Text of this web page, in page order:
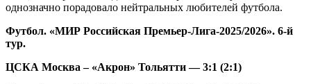
однозначно порадовало нейтральных любителей футбола.
Футбол. «МИР Российская Премьер-Лига-2025/2026». 6-й
тур.
ЦСКА Москва – «Акрон» Тольятти — 3:1 (2:1)